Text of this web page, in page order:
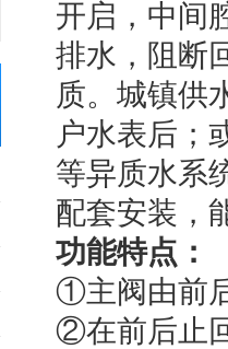
开启，中间
排水，阻断
质。城镇供
户水表后；
等异质水系
配套安装，
功能特点：
①主阀由前
②在前后止